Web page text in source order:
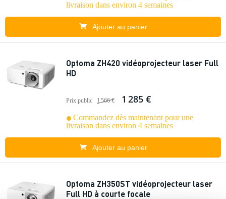
livraison dans environ 4 semaines
Ajouter au panier
Optoma ZH420 vidéoprojecteur laser Full
HD
Prix public 1 566 € 1 285 €
Commandez dès maintenant pour une
livraison dans environ 4 semaines
Ajouter au panier
Optoma ZH350ST vidéoprojecteur laser
Full HD à courte focale